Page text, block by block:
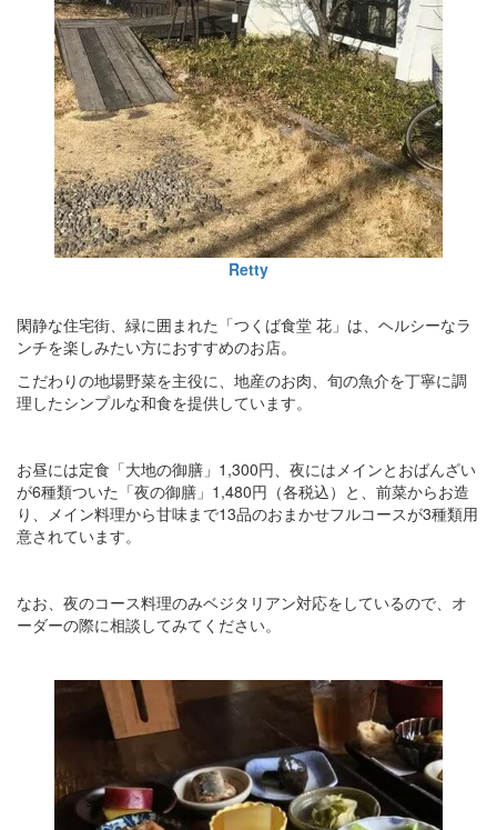
Retty
閑静な住宅街、緑に囲まれた「つくば食堂 花」は、ヘルシーなラ
ンチを楽しみたい方におすすめのお店。
こだわりの地場野菜を主役に、地産のお肉、旬の魚介を丁寧に調
理したシンプルな和食を提供しています。
お昼には定食「大地の御膳」1,300円、夜にはメインとおばんざい
が6種類ついた「夜の御膳」1,480円（各税込）と、前菜からお造
り、メイン料理から甘味まで13品のおまかせフルコースが3種類用
意されています。
なお、夜のコース料理のみベジタリアン対応をしているので、オ
ーダーの際に相談してみてください。